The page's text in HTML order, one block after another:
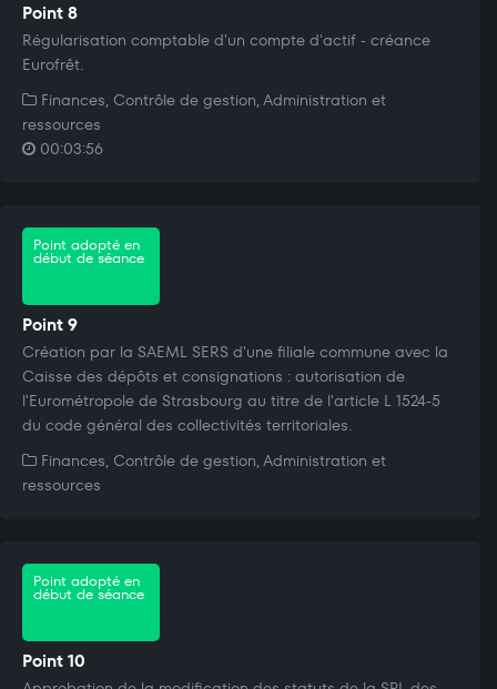
Point 8
Régularisation comptable d'un compte d'actif - créance
Eurofrêt.
Finances, Contrôle de gestion, Administration et
ressources
00:03:56
Point adopté en
début de séance
Point 9
Création par la SAEML SERS d'une filiale commune avec la
Caisse des dépôts et consignations : autorisation de
l'Eurométropole de Strasbourg au titre de l'article L 1524-5
du code général des collectivités territoriales.
Finances, Contrôle de gestion, Administration et
ressources
Point adopté en
début de séance
Point 10